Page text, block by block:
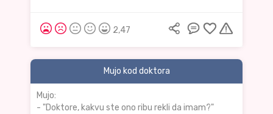
2,47
Mujo kod doktora
Mujo:
- "Doktore, kakvu ste ono ribu rekli da imam?"